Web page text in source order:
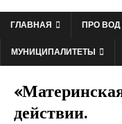
ГЛАВНАЯ ПРО
МУНИЦИПАЛИТЕТЫ
действии.